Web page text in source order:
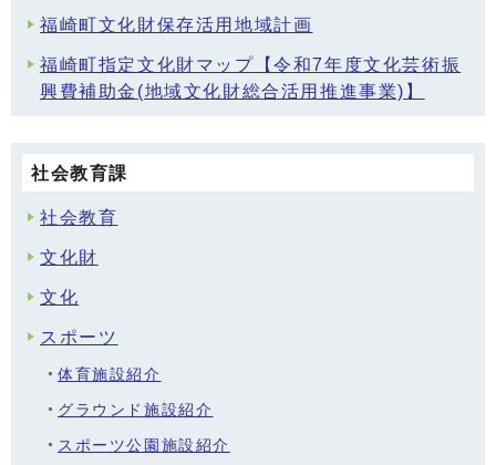
福崎町文化財保存活用地域計画
福崎町指定文化財マップ【令和7年度文化芸術振
興費補助金(地域文化財総合活用推進事業)】
社会教育課
社会教育
文化財
文化
スポーツ
体育施設紹介
グラウンド施設紹介
スポーツ公園施設紹介